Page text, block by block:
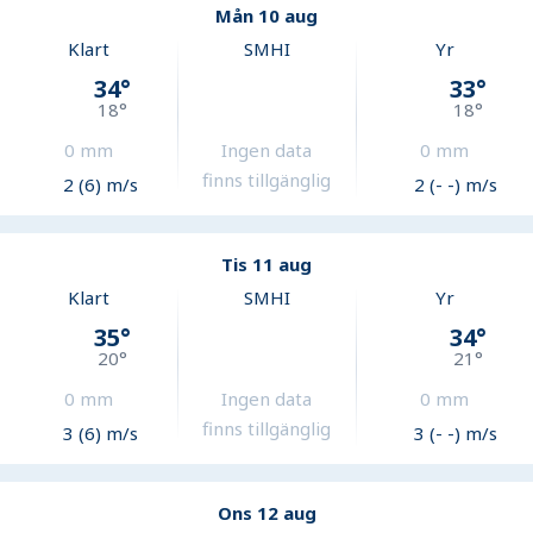
Mån 10 aug
Klart
34°
18°
0 mm
2 (6) m/s
SMHI
Ingen data
finns tillgänglig
Yr
33°
18°
0 mm
2 (- -) m/s
Tis 11 aug
Klart
35°
20°
0 mm
3 (6) m/s
SMHI
Ingen data
finns tillgänglig
Yr
34°
21°
0 mm
3 (- -) m/s
Ons 12 aug